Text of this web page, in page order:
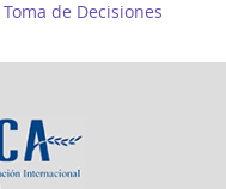
de Decisiones